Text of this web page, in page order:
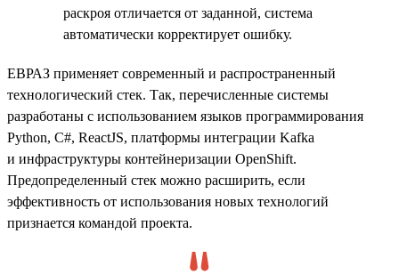
раскроя отличается от заданной, система
автоматически корректирует ошибку.
ЕВРАЗ применяет современный и распространенный
технологический стек. Так, перечисленные системы
разработаны с использованием языков программирования
Python, С#, ReactJS, платформы интеграции Kafka
и инфраструктуры контейнеризации OpenShift.
Предопределенный стек можно расширить, если
эффективность от использования новых технологий
признается командой проекта.